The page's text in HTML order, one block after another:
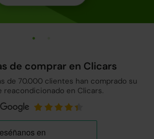
de comprar en Clicars
de 70.000 clientes han comprado su
reacondicionado en Clicars.